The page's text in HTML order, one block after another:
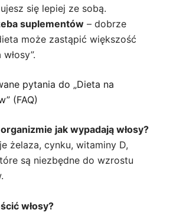
się lepiej ze sobą.
suplementów – dobrze
może zastąpić większość
pytania do „Dieta na
(FAQ)
jak wypadają włosy?
żelaza, cynku, witaminy D,
są niezbędne do wzrostu
włosy?